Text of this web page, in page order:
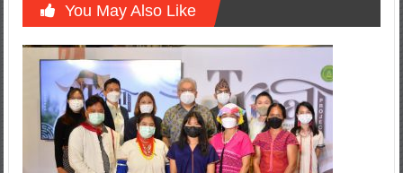
You May Also Like